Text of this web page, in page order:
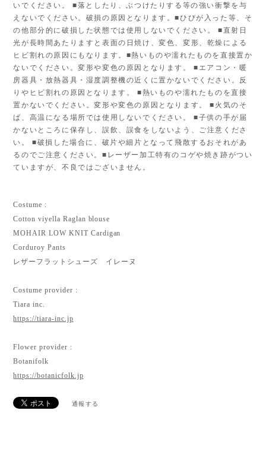
いでください。 ■落としたり、ぶつけたりする等の強い衝撃を与
えないでください。破損の原因となります。■ひびが入った等、そ
の他部分的に破損した状態では使用しないでください。 ■直射日
光が長時間あたりますと表面の日焼け、変色、変形、乾燥による
ヒビ割れの原因にもなります。■熱いものや濡れたものを直接置か
ないでください。変形や変色の原因となります。 ■エアコン・暖
房器具・放熱器具・湿度調整機の近くに置かないでください。反
りやヒビ割れの原因となります。 ■熱いものや濡れたものを直接
置かないでください。変形や変色の原因となります。 ■火気のそ
ば、高温になる場所では使用しないでください。 ■子供の手が届
かないところに保存し、誤飲、誤食をしないよう、ご注意くださ
い。 ■破損した場合に、破片や細片となって飛散するおそれがあ
るのでご注意ください。■レーザー加工特有のコゲや焼き跡がつい
ていますが、不良ではございません。
Costume :
Cotton viyella Raglan blouse
MOHAIR LOW KNIT Cardigan
Corduroy Pants
レザーフラットシューズ イレーヌ
Costume provider :
Tiara inc.
https://tiara-inc.jp
Flower provider :
Botanifolk
https://botanicfolk.jp
通報する